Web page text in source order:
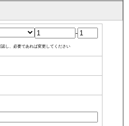
-
し、必要であれば変更してください